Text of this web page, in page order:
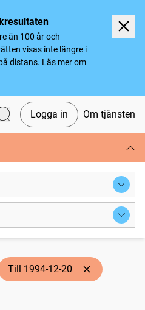
än 100 år och
visas inte längre i
distans. Läs mer om
Logga in Om tjänsten
Till 1994-12-20